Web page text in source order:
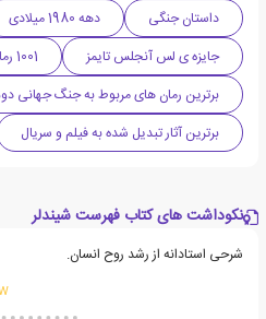
داستان جنگی
دهه 1980 میلادی
جایزه ی لس آنجلس تایمز
1001 رمانی که باید قبل از مرگ بخوانید
برترین رمان های مربوط به جنگ جهانی
برترین آثار تبدیل شده به فیلم و سریال
نکوداشت های کتاب فهرست شیندلر
شرحی استادانه از رشد روح انسان.